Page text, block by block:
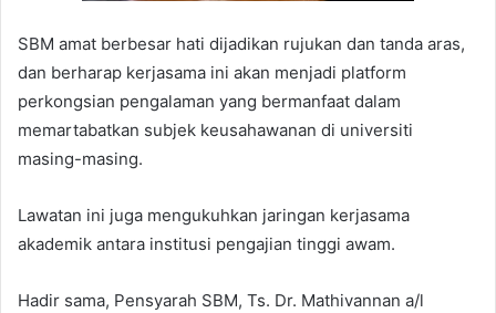
SBM amat berbesar hati dijadikan rujukan dan tanda aras,
dan berharap kerjasama ini akan menjadi platform
perkongsian pengalaman yang bermanfaat dalam
memartabatkan subjek keusahawanan di universiti
masing-masing.
Lawatan ini juga mengukuhkan jaringan kerjasama
akademik antara institusi pengajian tinggi awam.
Hadir sama, Pensyarah SBM, Ts. Dr. Mathivannan a/l